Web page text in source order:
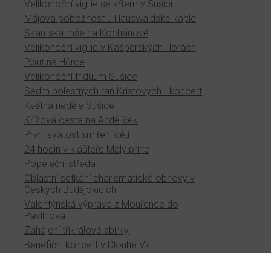
Velikonoční vigilie se křtem v Sušici
Májová pobožnost u Hauswaldské kaple
Skautská mše na Kochánově
Velikonoční vigilie v Kašperských Horách
Pouť na Hůrce
Velikonoční triduum Sušice
Sedm bolestných ran Kristových - koncert
Květná neděle Sušice
Křížová cesta na Andělíček
První svátost smíření dětí
24 hodin v klášteře Malý princ
Popeleční středa
Oblastní setkání charismatické obnovy v
Českých Budějovicích
Valentýnská výprava z Mouřence do
Pavlínova
Zahájení tříkrálové sbírky
Benefiční koncert v Dlouhé Vsi